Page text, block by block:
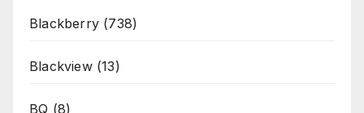
Blackberry (738)
Blackview(13)
BQ (8)